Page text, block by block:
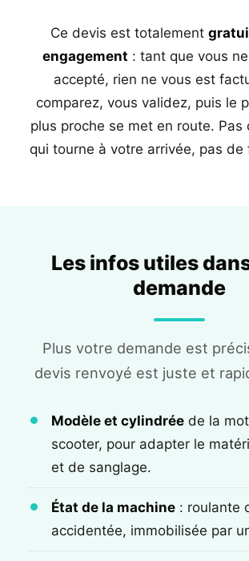
Ce devis est totalement
engagement : tant que vous
accepté, rien ne vous est
comparez, vous validez, puis le
plus proche se met en route. Pas
qui tourne à votre arrivée, pas de
Les infos utiles
demande
Plus votre demande est
devis renvoyé est juste et
Modèle et cylindrée de la
scooter, pour adapter le
et de sanglage.
État de la machine : roulante
accidentée, immobilisée par